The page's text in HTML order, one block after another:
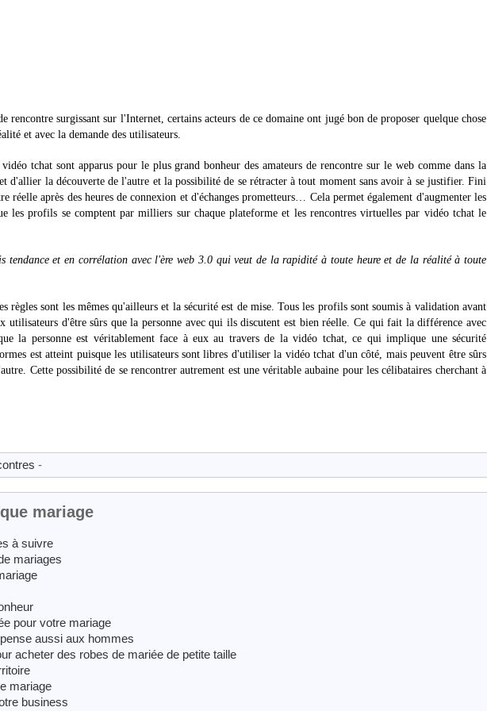
rencontre surgissant sur l'Internet, certains acteurs de ce domaine ont jugé bon de proposer quelque chose
et avec la demande des utilisateurs.
tchat sont apparus pour le plus grand bonheur des amateurs de rencontre sur le web comme dans la
d'allier la découverte de l'autre et la possibilité de se rétracter à tout moment sans avoir à se justifier. Fini
réelle après des heures de connexion et d'échanges prometteurs… Cela permet également d'augmenter les
les profils se comptent par milliers sur chaque plateforme et les rencontres virtuelles par vidéo tchat le
tendance et en corrélation avec l'ère web 3.0 qui veut de la rapidité à toute heure et de la réalité à toute
règles sont les mêmes qu'ailleurs et la sécurité est de mise. Tous les profils sont soumis à validation avant
utilisateurs d'être sûrs que la personne avec qui ils discutent est bien réelle. Ce qui fait la différence avec
la personne est véritablement face à eux au travers de la vidéo tchat, ce qui implique une sécurité
est atteint puisque les utilisateurs sont libres d'utiliser la vidéo tchat d'un côté, mais peuvent être sûrs
Cette possibilité de se rencontrer autrement est une véritable aubaine pour les célibataires cherchant à
-
mariage
à suivre
mariages
pour votre mariage
aussi aux hommes
acheter des robes de mariée de petite taille
mariage
business